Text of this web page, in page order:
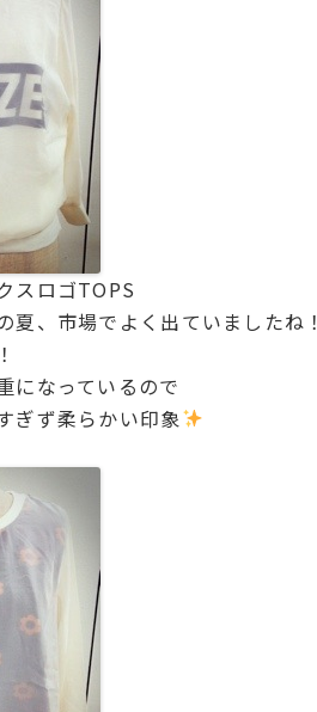
スロゴTOPS
夏、市場でよく出ていましたね！
になっているので
ぎず柔らかい印象